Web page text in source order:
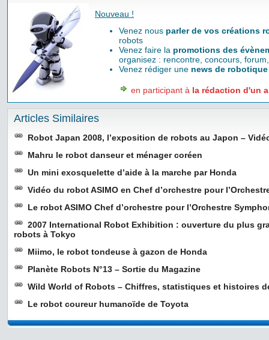
Nouveau !
Venez nous parler de vos créations
robots
Venez faire la promotions des
organisez : rencontre, concours,
Venez rédiger une news de robotique
en participant à la rédaction d'un
Articles Similaires
Robot Japan 2008, l’exposition de robots au Japon –
Mahru le robot danseur et ménager coréen
Un mini exosquelette d’aide à la marche par Honda
Vidéo du robot ASIMO en Chef d’orchestre pour
Le robot ASIMO Chef d’orchestre pour l’Orchestre
2007 International Robot Exhibition : ouverture du plus
robots à Tokyo
Miimo, le robot tondeuse à gazon de Honda
Planète Robots N°13 – Sortie du Magazine
Wild World of Robots – Chiffres, statistiques et histoires
Le robot coureur humanoïde de Toyota